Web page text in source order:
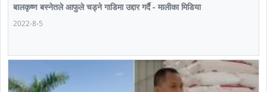
बालकृष्ण बस्नेतले आफुले चड्ने गाडिमा उद्दार गर्दै - मालीका मिडिया
2022-8-5